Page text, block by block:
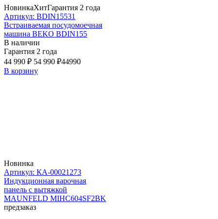
НовинкаХитГарантия 2 года
Артикул: BDIN15531
Встраиваемая посудомоечная
машина BEKO BDIN155
В наличии
Гарантия 2 года
44 990 ₽ 54 990 ₽44990
В корзину
Новинка
Артикул: КА-00021273
Индукционная варочная
панель с вытяжкой
MAUNFELD MIHC604SF2BK
предзаказ